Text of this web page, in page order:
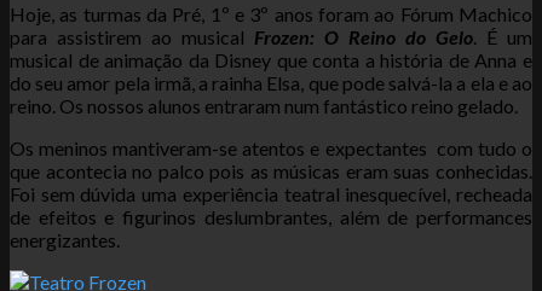
Hoje, as turmas da Pré, 1º e 3º anos foram ao Fórum Machico
para assistirem ao musical Frozen: O Reino do Gelo . É um
musical de animação da Disney que conta a história de Anna e
do seu amor pela irmã, a rainha Elsa, que pode salvá-la a ela e ao
reino. Os nossos alunos entraram num fantástico reino gelado.
Os meninos mantiveram-se atentos e expectantes com tudo o
que acontecia no palco pois as músicas eram suas conhecidas.
Foi sem dúvida uma experiência teatral inesquecível, recheada
de efeitos e figurinos deslumbrantes, além de performances
energizantes.